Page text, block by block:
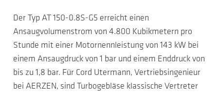
Der Typ AT 150-0.8S-G5 erreicht einen
Ansaugvolumenstrom von 4.800 Kubikmetern pro
Stunde mit einer Motornennleistung von 143 kW bei
einem Ansaugdruck von 1 bar und einem Enddruck von
bis zu 1,8 bar. Für Cord Utermann, Vertriebsingenieur
bei AERZEN, sind Turbogebläse klassische Vertreter